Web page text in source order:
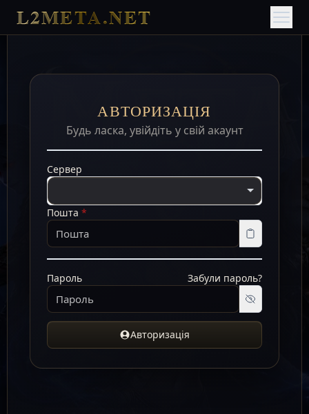
L2META.NET
АВТОРИЗАЦІЯ
Будь ласка, увійдіть у свій акаунт
Сервер
Пошта *
Пароль Забули пароль?
Авторизація